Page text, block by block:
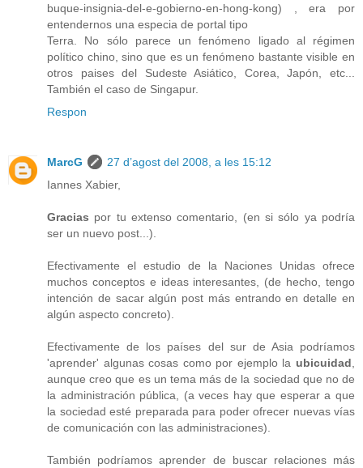
buque-insignia-del-e-gobierno-en-hong-kong) , era por
entendernos una especia de portal tipo
Terra. No sólo parece un fenómeno ligado al régimen
político chino, sino que es un fenómeno bastante visible en
otros paises del Sudeste Asiático, Corea, Japón, etc...
También el caso de Singapur.
Respon
MarcG
27 d’agost del 2008, a les 15:12
Iannes Xabier,
Gracias por tu extenso comentario, (en si sólo ya podría
ser un nuevo post...).
Efectivamente el estudio de la Naciones Unidas ofrece
muchos conceptos e ideas interesantes, (de hecho, tengo
intención de sacar algún post más entrando en detalle en
algún aspecto concreto).
Efectivamente de los países del sur de Asia podríamos
'aprender' algunas cosas como por ejemplo la ubicuidad
aunque creo que es un tema más de la sociedad que no de
la administración pública, (a veces hay que esperar a que
la sociedad esté preparada para poder ofrecer nuevas vías
de comunicación con las administraciones).
También podríamos aprender de buscar relaciones más